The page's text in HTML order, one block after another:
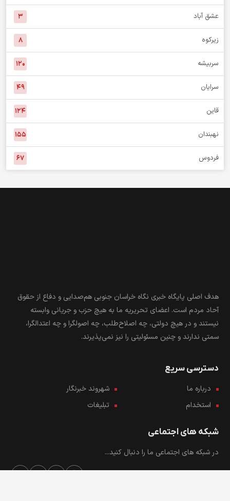
عشق آباد ۳
زیرکوه ۸
سربیشه ۱۲۰
سرایان ۴۹
قاین ۱۲۴
نهبندان ۱۵۵
فردوس ۶۷
هدف اصلی پایگاه خبری نگاه خراسان جنوبی هم‌صدایی و دفاع از حقوق
آحاد مردم است. اعضای تحریریه ما به هیچ حزب و جریانی وابسته
نیستند و در هیچ دولتی، چه اصلاح‌طلب، چه اصولگرا و چه اعتدالگرا،
سمتی ندارند و چنین مسئولیتی را نیز نمی‌پذیرند.
دسترسی سریع
درباره ما
شهروند خبرنگار
استخدام
تبلیغات
شبکه های اجتماعی
در شبکه های اجتماعی ما را دنبال کنید...